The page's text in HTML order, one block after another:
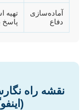
آماده‌سازی
دفاع
تهیه
پاسخ
نقشه راه